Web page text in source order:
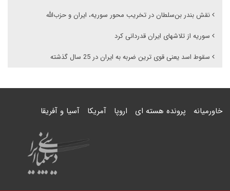
نقش بندر بن‌سلطان در تخریب محور سوریه‌، ‌ایران‌ و حزب‌الله
سوریه از تلاشهای ایران قدردانی کرد
سقوط اسد یعنی قوی ترین ضربه به ایران در 25 سال گذشته
خاورمیانه پرونده هسته ای اروپا آمریکا آسیا و آفریقا